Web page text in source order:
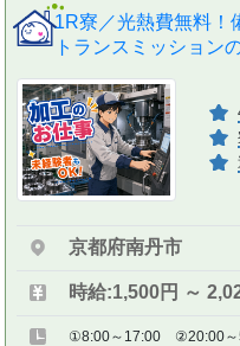
1R寮／光熱費無料！
トランスミッション
京都府南丹市
時給:1,500円 ～
①8:00～17:00 ②20:00～